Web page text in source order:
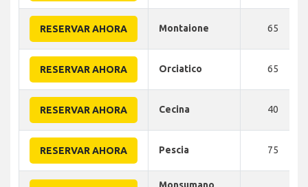
RESERVAR AHORA Montaione 65
RESERVAR AHORA Orciatico 65
RESERVAR AHORA Cecina 40
RESERVAR AHORA Pescia 75